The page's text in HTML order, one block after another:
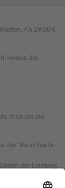
Ab 29,00 €
des
um die
der Versicherte
der Leistung